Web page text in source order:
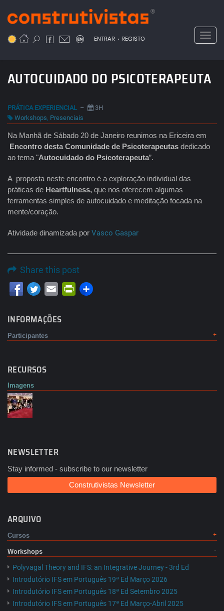
para
conteúdo
ENTRAR . REGISTO
AUTOCUIDADO DO PSICOTERAPEUTA
PRÁTICA EXPERIENCIAL –
3H
Workshops, Presenciais
Na Manhã de Sábado 20 de Janeiro reunimos na Ericeira em
Encontro desta Comunidade de Psicoterapeutas dedicado
ao tema "Autocuidado do Psicoterapeuta”.
A proposta neste encontro é a exploração individual das
práticas de Heartfulness, que nos oferecem algumas
ferramentas simples de autocuidado e meditação focada na
mente/coração.
Atividade dinamizada por Vasco Gaspar
Share this post
Email PrintFriendly
INFORMAÇÕES
Participantes
RECURSOS
Imagens
NEWSLETTER
Stay informed - subscribe to our newsletter
Construtivistas Newsletter
ARQUIVO
Cursos
Workshops
Polyvagal Theory and IFS: an Integrative Journey - 3rd Ed
Introdutório IFS em Português 19ª Ed Março 2026
Introdutório IFS em Português 18ª Ed Setembro 2025
Introdutório IFS em Português 17ª Ed Março-Abril 2025